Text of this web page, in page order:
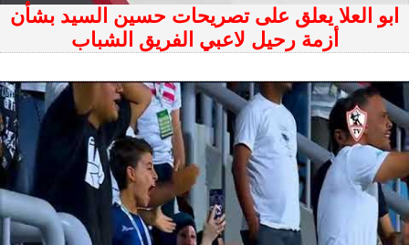
ابو العلا يعلق على تصريحات حسين السيد بشأن
أزمة رحيل لاعبي الفريق الشباب